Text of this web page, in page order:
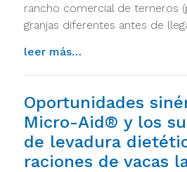
rancho comercial de terneros
granjas diferentes antes de
leer más…
Oportunidades
Micro-Aid® y los
de levadura
raciones de vacas